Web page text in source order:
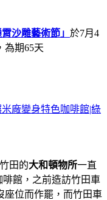
霄沙雕藝術節」 於7月4
為期65天
廠變身特色咖啡館|綠
田的大和頓物所一直
館，之前造訪竹田車
座位而作罷，而竹田車